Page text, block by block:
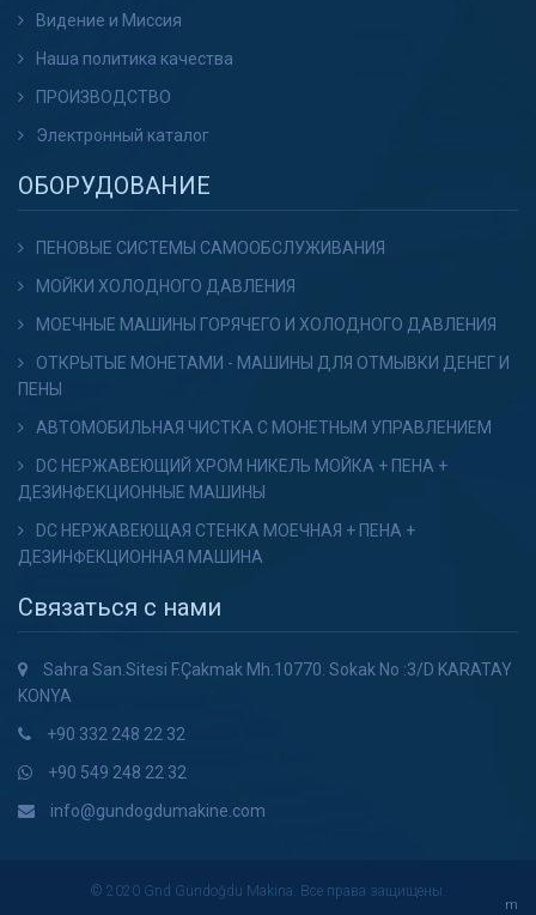
Видение и Миссия
Наша политика качества
ПРОИЗВОДСТВО
Электронный каталог
ОБОРУДОВАНИЕ
ПЕНОВЫЕ СИСТЕМЫ САМООБСЛУЖИВАНИЯ
МОЙКИ ХОЛОДНОГО ДАВЛЕНИЯ
МОЕЧНЫЕ МАШИНЫ ГОРЯЧЕГО И ХОЛОДНОГО ДАВЛЕНИЯ
ОТКРЫТЫЕ МОНЕТАМИ - МАШИНЫ ДЛЯ ОТМЫВКИ ДЕНЕГ И
ПЕНЫ
АВТОМОБИЛЬНАЯ ЧИСТКА С МОНЕТНЫМ УПРАВЛЕНИЕМ
DC НЕРЖАВЕЮЩИЙ ХРОМ НИКЕЛЬ МОЙКА + ПЕНА +
ДЕЗИНФЕКЦИОННЫЕ МАШИНЫ
DC НЕРЖАВЕЮЩАЯ СТЕНКА МОЕЧНАЯ + ПЕНА +
ДЕЗИНФЕКЦИОННАЯ МАШИНА
Связаться с нами
Sahra San.Sitesi F.Çakmak Mh.10770. Sokak No :3/D KARATAY
KONYA
+90 332 248 22 32
+90 549 248 22 32
info@gundogdumakine.com
© 2020 Gnd Gündoğdu Makina. Все права защищены.
m